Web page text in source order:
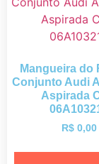
Mangueira do
Conjunto Audi
Aspirada
R$ 0,00